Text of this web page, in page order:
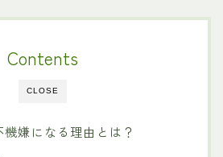
CLOSE
Contents
嫌になる理由とは？